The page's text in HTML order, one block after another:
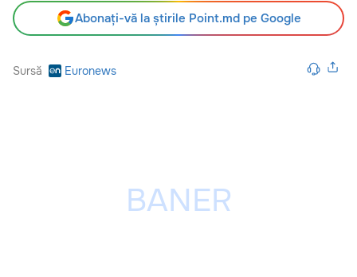
Abonați-vă la știrile Point.md pe Google
Sursă Euronews